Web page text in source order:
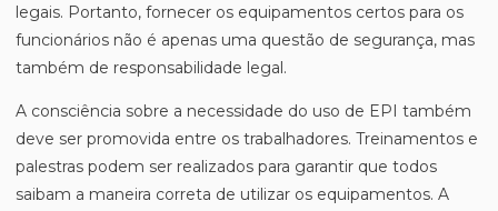
legais. Portanto, fornecer os equipamentos certos para os
funcionários não é apenas uma questão de segurança, mas
também de responsabilidade legal.
A consciência sobre a necessidade do uso de EPI também
deve ser promovida entre os trabalhadores. Treinamentos e
palestras podem ser realizados para garantir que todos
saibam a maneira correta de utilizar os equipamentos. A